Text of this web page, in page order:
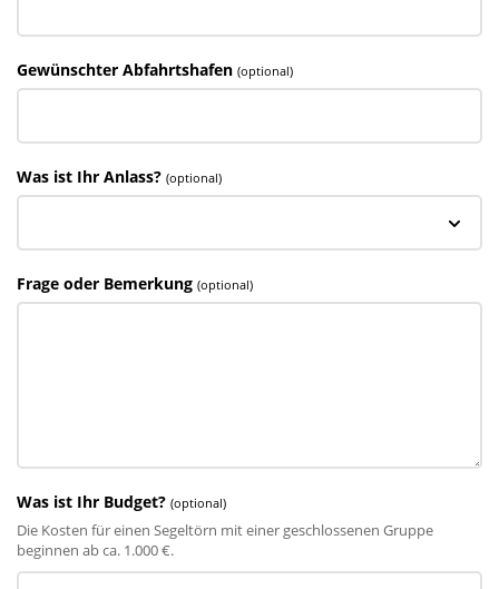
Gewünschter Abfahrtshafen (optional)
Was ist Ihr Anlass? (optional)
Frage oder Bemerkung (optional)
Was ist Ihr Budget? (optional)
Die Kosten für einen Segeltörn mit einer geschlossenen Gruppe
beginnen ab ca. 1.000 €.